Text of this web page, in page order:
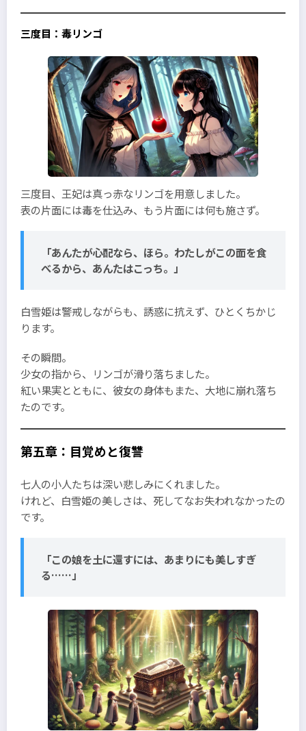
三度目：毒リンゴ
三度目、王妃は真っ赤なリンゴを用意しました。
表の片面には毒を仕込み、もう片面には何も施さず。
「あんたが心配なら、ほら。わたしがこの面を食
べるから、あんたはこっち。」
白雪姫は警戒しながらも、誘惑に抗えず、ひとくちかじ
ります。
その瞬間。
少女の指から、リンゴが滑り落ちました。
紅い果実とともに、彼女の身体もまた、大地に崩れ落ち
たのです。
第五章：目覚めと復讐
七人の小人たちは深い悲しみにくれました。
けれど、白雪姫の美しさは、死してなお失われなかったの
です。
「この娘を土に還すには、あまりにも美しすぎ
る……」